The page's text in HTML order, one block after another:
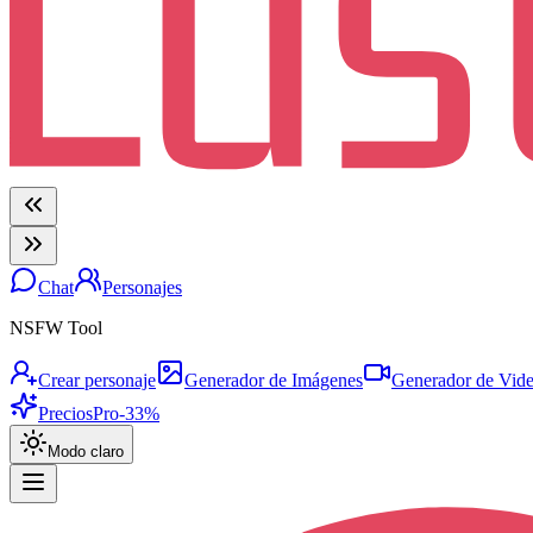
Chat
Personajes
NSFW Tool
Crear personaje Generador de Imágenes
Generador de
PreciosPro-33%
Modo claro